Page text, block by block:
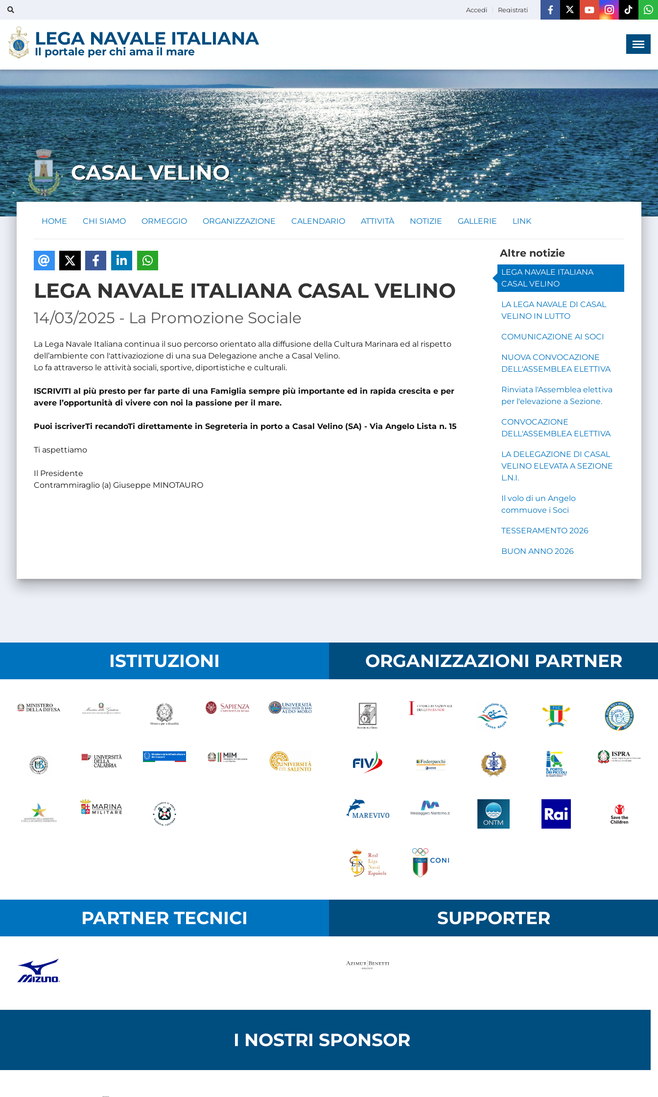
Accedi Registrati
LEGA NAVALE ITALIANA
Il portale per chi ama il mare
CASAL VELINO
HOME CHI SIAMO ORMEGGIO ORGANIZZAZIONE CALENDARIO ATTIVITÀ NOTIZIE GALLERIE LINK
LEGA NAVALE ITALIANA CASAL VELINO
14/03/2025 - La Promozione Sociale
La Lega Navale Italiana continua il suo percorso orientato alla diffusione della Cultura Marinara ed al rispetto
dell’ambiente con l'attivaziozione di una sua Delegazione anche a Casal Velino.
Lo fa attraverso le attività sociali, sportive, diportistiche e culturali.
ISCRIVITI al più presto per far parte di una Famiglia sempre più importante ed in rapida crescita e per
avere l’opportunità di vivere con noi la passione per il mare.
Puoi iscriverTi recandoTi direttamente in Segreteria in porto a Casal Velino (SA) - Via Angelo Lista n. 15
Ti aspettiamo
Il Presidente
Contrammiraglio (a) Giuseppe MINOTAURO
Altre notizie
LEGA NAVALE ITALIANA
CASAL VELINO
LA LEGA NAVALE DI CASAL
VELINO IN LUTTO
COMUNICAZIONE AI SOCI
NUOVA CONVOCAZIONE
DELL'ASSEMBLEA ELETTIVA
Rinviata l'Assemblea elettiva
per l'elevazione a Sezione.
CONVOCAZIONE
DELL'ASSEMBLEA ELETTIVA
LA DELEGAZIONE DI CASAL
VELINO ELEVATA A SEZIONE
L.N.I.
Il volo di un Angelo
commuove i Soci
TESSERAMENTO 2026
BUON ANNO 2026
ISTITUZIONI ORGANIZZAZIONI PARTNER
PARTNER TECNICI SUPPORTER
I NOSTRI SPONSOR
Menù ×
LA VITA
DELL'ASSOCIAZIONE
COMUNICAZIONE,
PROGETTI ED EDITORIA
AMMINISTRAZIONE
TRASPARENTE